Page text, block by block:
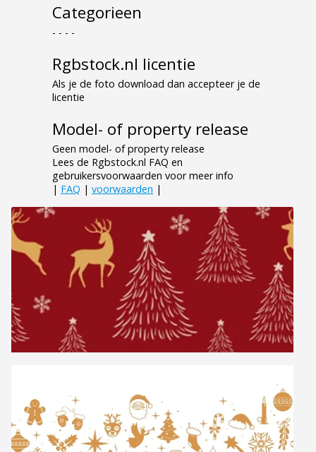
Categorieen
- - - -
Rgbstock.nl licentie
Als je de foto download dan accepteer je de
licentie
Model- of property release
Geen model- of property release
Lees de Rgbstock.nl FAQ en
gebruikersvoorwaarden voor meer info
| FAQ | voorwaarden |